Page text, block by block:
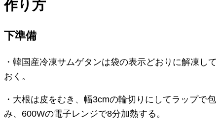
作り方
下準備
・韓国産冷凍サムゲタンは袋の表示どおりに解凍して
おく。
・大根は皮をむき、幅3cmの輪切りにしてラップで包
み、600Wの電子レンジで8分加熱する。